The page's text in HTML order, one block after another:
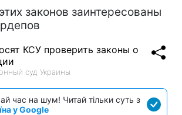
законов заинтересованы
суд Украины
час на шум! Читай тільки суть з
у Google